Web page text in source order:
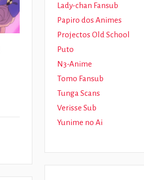
Lady-chan Fansub
Papiro dos Animes
Projectos Old School
Puto
N3-Anime
Tomo Fansub
Tunga Scans
Verisse Sub
Yunime no Ai